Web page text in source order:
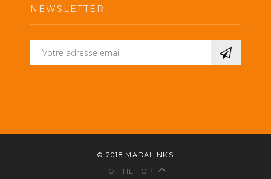
NEWSLETTER
© 2018 MADALINKS
TO THE TOP